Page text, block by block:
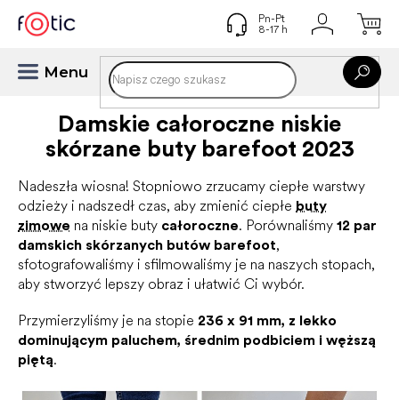
Damskie całoroczne niskie
skórzane buty barefoot 2023
Nadeszła wiosna! Stopniowo zrzucamy ciepłe warstwy
odzieży i nadszedł czas, aby zmienić ciepłe buty
zimowe na niskie buty całoroczne. Porównaliśmy 12 par
damskich skórzanych butów barefoot,
sfotografowaliśmy i sfilmowaliśmy je na naszych stopach,
aby stworzyć lepszy obraz i ułatwić Ci wybór.
Przymierzyliśmy je na stopie 236 x 91 mm, z lekko
dominującym paluchem, średnim podbiciem i węższą
piętą.